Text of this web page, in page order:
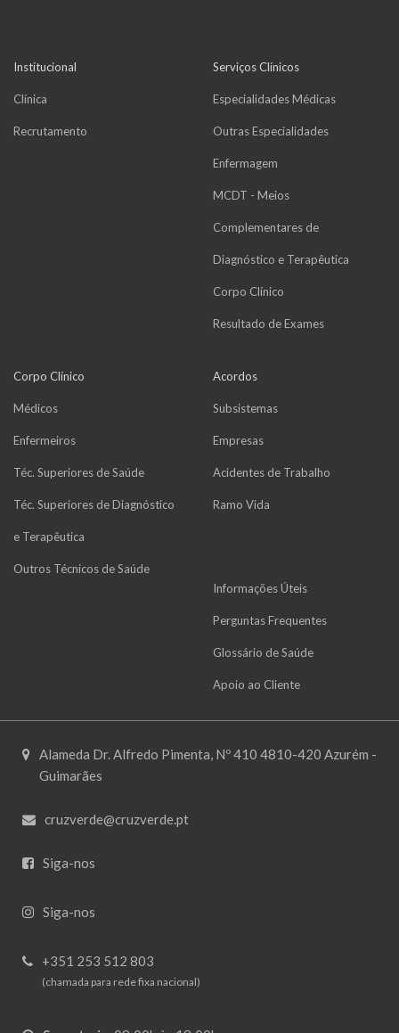
Institucional
Clínica
Recrutamento
Serviços Clínicos
Especialidades Médicas
Outras Especialidades
Enfermagem
MCDT - Meios
Complementares de
Diagnóstico e Terapêutica
Corpo Clínico
Resultado de Exames
Corpo Clínico
Médicos
Enfermeiros
Téc. Superiores de Saúde
Téc. Superiores de Diagnóstico
e Terapêutica
Outros Técnicos de Saúde
Acordos
Subsistemas
Empresas
Acidentes de Trabalho
Ramo Vida
Informações Úteis
Perguntas Frequentes
Glossário de Saúde
Apoio ao Cliente
Alameda Dr. Alfredo Pimenta, Nº 410 4810-420 Azurém -
Guimarães
cruzverde@cruzverde.pt
Siga-nos
Siga-nos
+351 253 512 803
(chamada para rede fixa nacional)